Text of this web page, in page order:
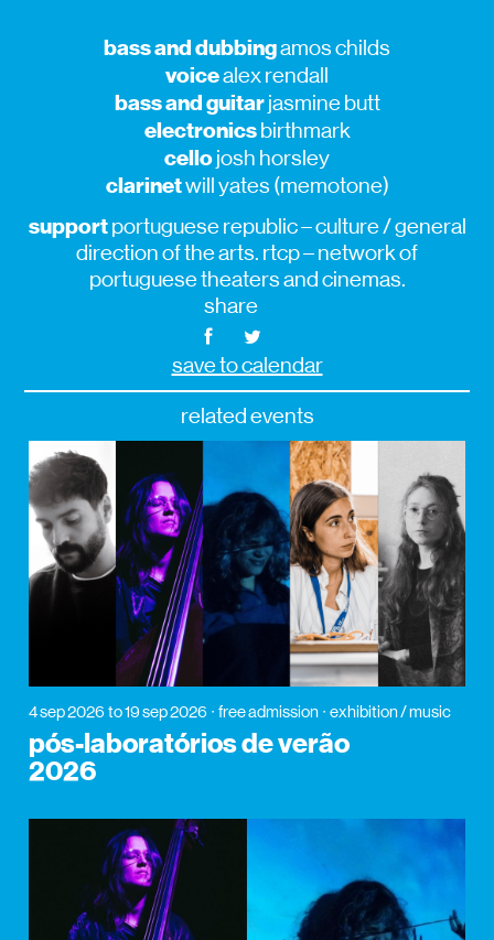
bass and dubbingamos childs
voicealex rendall
bass and guitarjasmine butt
electronicsbirthmark
cellojosh horsley
clarinetwill yates (memotone)
supportportuguese republic – culture / general
direction of the arts. rtcp – network of
portuguese theaters and cinemas.
share
save to calendar
related events
4 sep 2026 to 19 sep 2026 free admission exhibition / music
pós-laboratórios de verão
2026